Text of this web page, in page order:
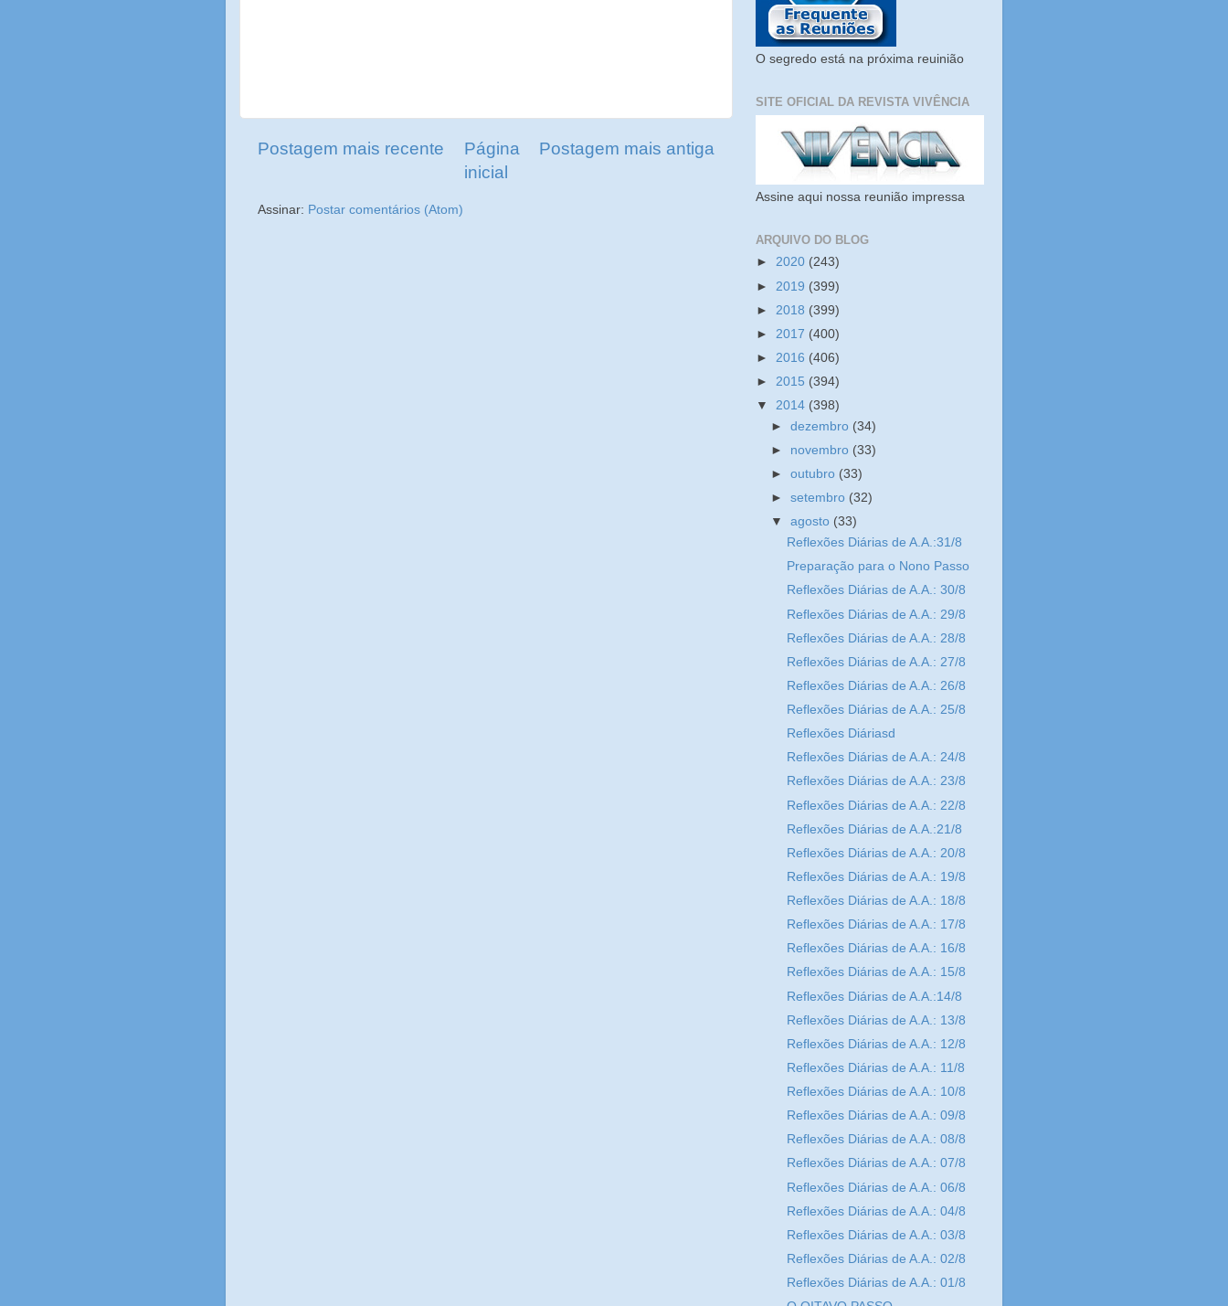
Postagem mais recente Postagem mais antiga
Página
inicial
Assinar: Postar comentários (Atom)
O segredo está na próxima reuinião
SITE OFICIAL DA REVISTA VIVÊNCIA
Assine aqui nossa reunião impressa
ARQUIVO DO BLOG
► 2020 (243)
► 2019 (399)
► 2018 (399)
► 2017 (400)
► 2016 (406)
► 2015 (394)
▼ 2014 (398)
►dezembro (34)
► novembro (33)
►outubro (33)
►setembro (32)
▼agosto (33)
Reflexões Diárias de A.A.:31/8
Preparação para o Nono Passo
Reflexões Diárias de A.A.: 30/8
Reflexões Diárias de A.A.: 29/8
Reflexões Diárias de A.A.: 28/8
Reflexões Diárias de A.A.: 27/8
Reflexões Diárias de A.A.: 26/8
Reflexões Diárias de A.A.: 25/8
Reflexões Diáriasd
Reflexões Diárias de A.A.: 24/8
Reflexões Diárias de A.A.: 23/8
Reflexões Diárias de A.A.: 22/8
Reflexões Diárias de A.A.:21/8
Reflexões Diárias de A.A.: 20/8
Reflexões Diárias de A.A.: 19/8
Reflexões Diárias de A.A.: 18/8
Reflexões Diárias de A.A.: 17/8
Reflexões Diárias de A.A.: 16/8
Reflexões Diárias de A.A.: 15/8
Reflexões Diárias de A.A.:14/8
Reflexões Diárias de A.A.: 13/8
Reflexões Diárias de A.A.: 12/8
Reflexões Diárias de A.A.: 11/8
Reflexões Diárias de A.A.: 10/8
Reflexões Diárias de A.A.: 09/8
Reflexões Diárias de A.A.: 08/8
Reflexões Diárias de A.A.: 07/8
Reflexões Diárias de A.A.: 06/8
Reflexões Diárias de A.A.: 04/8
Reflexões Diárias de A.A.: 03/8
Reflexões Diárias de A.A.: 02/8
Reflexões Diárias de A.A.: 01/8